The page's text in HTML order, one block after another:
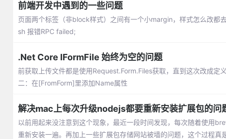
前端开发中遇到的一些问题
页面两个标签（非block样式）之间有一个小margin，样式怎么改
sh 报错RPC failed;
.Net Core IFormFile 始终为空的问题
前获取上传文件都是使用Request.Form.Files获取，直到这次改成
二：在[FromForm]里添加Name属性
解决mac上每次升级nodejs都要重新安装扩展包的问
以前用起来没注意到这个现象，最近一段时间发现，每次随着使用
重新安装一遍。再加上一些扩展包存储网站被墙的问题，这个过程真